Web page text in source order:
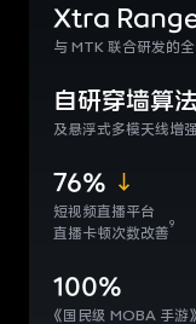
Xtra
与 MTK 联合研发的
自研穿墙算
及悬浮式多模天线增
76%
短视频直播平台
直播卡顿次数改善
9
100%
《 国民级 MOBA 手游》